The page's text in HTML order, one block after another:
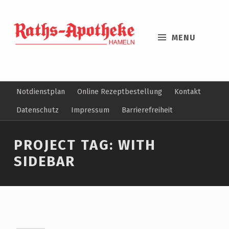
MENU
Notdienstplan Online Rezeptbestellung
Kontakt
Datenschutz
Impressum Barrierefreiheit
PROJECT TAG: WITH
SIDEBAR